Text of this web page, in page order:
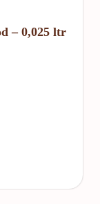
– 0,025 ltr